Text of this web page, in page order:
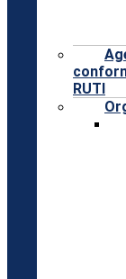
RUTI